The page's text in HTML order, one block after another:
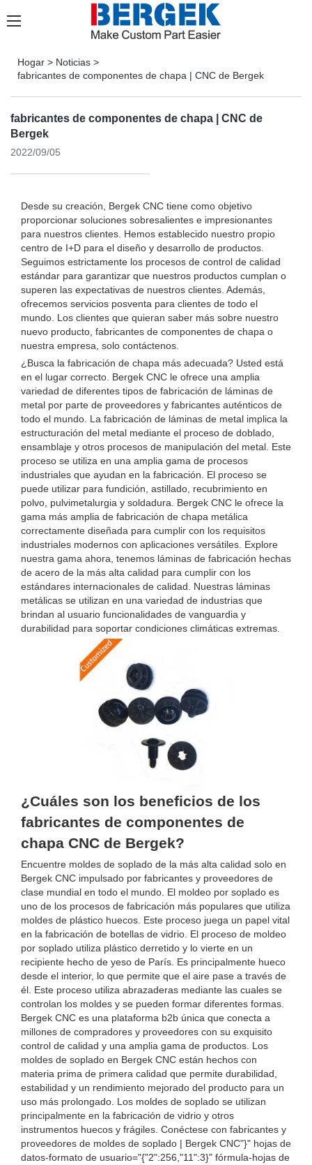
Hogar > Noticias >
fabricantes de componentes de chapa | CNC de Bergek
fabricantes de componentes de chapa | CNC de
Bergek
2022/09/05
Desde su creación, Bergek CNC tiene como objetivo
proporcionar soluciones sobresalientes e impresionantes
para nuestros clientes. Hemos establecido nuestro propio
centro de I+D para el diseño y desarrollo de productos.
Seguimos estrictamente los procesos de control de calidad
estándar para garantizar que nuestros productos cumplan o
superen las expectativas de nuestros clientes. Además,
ofrecemos servicios posventa para clientes de todo el
mundo. Los clientes que quieran saber más sobre nuestro
nuevo producto, fabricantes de componentes de chapa o
nuestra empresa, solo contáctenos.
¿Busca la fabricación de chapa más adecuada? Usted está
en el lugar correcto. Bergek CNC le ofrece una amplia
variedad de diferentes tipos de fabricación de láminas de
metal por parte de proveedores y fabricantes auténticos de
todo el mundo. La fabricación de láminas de metal implica la
estructuración del metal mediante el proceso de doblado,
ensamblaje y otros procesos de manipulación del metal. Este
proceso se utiliza en una amplia gama de procesos
industriales que ayudan en la fabricación. El proceso se
puede utilizar para fundición, astillado, recubrimiento en
polvo, pulvimetalurgia y soldadura. Bergek CNC le ofrece la
gama más amplia de fabricación de chapa metálica
correctamente diseñada para cumplir con los requisitos
industriales modernos con aplicaciones versátiles. Explore
nuestra gama ahora, tenemos láminas de fabricación hechas
de acero de la más alta calidad para cumplir con los
estándares internacionales de calidad. Nuestras láminas
metálicas se utilizan en una variedad de industrias que
brindan al usuario funcionalidades de vanguardia y
durabilidad para soportar condiciones climáticas extremas.
¿Cuáles son los beneficios de los
fabricantes de componentes de
chapa CNC de Bergek?
Encuentre moldes de soplado de la más alta calidad solo en
Bergek CNC impulsado por fabricantes y proveedores de
clase mundial en todo el mundo. El moldeo por soplado es
uno de los procesos de fabricación más populares que utiliza
moldes de plástico huecos. Este proceso juega un papel vital
en la fabricación de botellas de vidrio. El proceso de moldeo
por soplado utiliza plástico derretido y lo vierte en un
recipiente hecho de yeso de París. Es principalmente hueco
desde el interior, lo que permite que el aire pase a través de
él. Este proceso utiliza abrazaderas mediante las cuales se
controlan los moldes y se pueden formar diferentes formas.
Bergek CNC es una plataforma b2b única que conecta a
millones de compradores y proveedores con su exquisito
control de calidad y una amplia gama de productos. Los
moldes de soplado en Bergek CNC están hechos con
materia prima de primera calidad que permite durabilidad,
estabilidad y un rendimiento mejorado del producto para un
uso más prolongado. Los moldes de soplado se utilizan
principalmente en la fabricación de vidrio y otros
instrumentos huecos y frágiles. Conéctese con fabricantes y
proveedores de moldes de soplado | Bergek CNC"}" hojas de
datos-formato de usuario="{"2":256,"11":3}" fórmula-hojas de